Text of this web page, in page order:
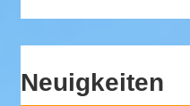
Neuigkeiten